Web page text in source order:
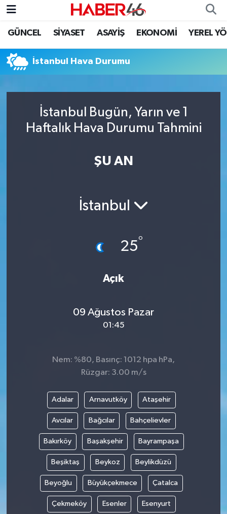
GÜNCEL SİYASET ASAYİŞ EKONOMİ YEREL
İstanbul Hava Durumu
İstanbul Bugün, Yarın ve 1
Haftalık Hava Durumu Tahmini
ŞU AN
İstanbul
25°
Açık
09 Ağustos Pazar
01:45
Nem: %80, Basınç: 1012 hpa hPa,
Rüzgar: 3.00 m/s
Adalar Arnavutköy Ataşehir
Avcılar Bağcılar Bahçelievler
Bakırköy Başakşehir Bayrampaşa
Beşiktaş Beykoz Beylikdüzü
Beyoğlu Büyükçekmece Çatalca
Çekmeköy Esenler Esenyurt
GÜNCEL
SİYASET
EKONOMİ
SPOR
KADIN-AİLE
YEREL YÖNETİM
MEDYA
SEÇİM 2011
ÜÇÜNCÜ SAYFA
Nöbetçi Eczaneler
Hava Durumu
Kahramanmaraş Namaz Vakitleri
Trafik Durumu